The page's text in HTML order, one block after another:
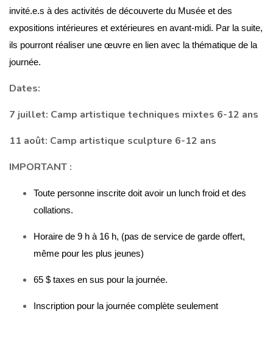
invité.e.s à des activités de découverte du Musée et des
expositions intérieures et extérieures en avant-midi. Par la suite,
ils pourront réaliser une œuvre en lien avec la thématique de la
journée.
Dates:
7 juillet: Camp artistique techniques mixtes 6-12 ans
11 août: Camp artistique sculpture 6-12 ans
IMPORTANT :
Toute personne inscrite doit avoir un lunch froid et des
collations.
Horaire de 9 h à 16 h, (pas de service de garde offert,
même pour les plus jeunes)
65 $ taxes en sus pour la journée.
Inscription pour la journée complète seulement